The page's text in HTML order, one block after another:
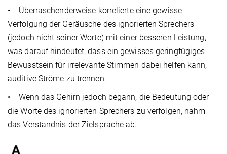
• Überraschenderweise korrelierte eine gewisse
Verfolgung der Geräusche des ignorierten Sprechers
(jedoch nicht seiner Worte) mit einer besseren Leistung,
was darauf hindeutet, dass ein gewisses geringfügiges
Bewusstsein für irrelevante Stimmen dabei helfen kann,
auditive Ströme zu trennen.
• Wenn das Gehirn jedoch begann, die Bedeutung oder
die Worte des ignorierten Sprechers zu verfolgen, nahm
das Verständnis der Zielsprache ab.